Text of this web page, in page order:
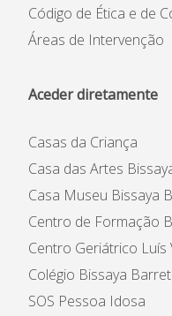
Código de Ética e de
Áreas de Intervenção
Aceder diretamente
Casas da Criança
Casa das Artes
Casa Museu Bissaya
Centro de Formação
Centro Geriátrico Luís
Colégio Bissaya
SOS Pessoa Idosa